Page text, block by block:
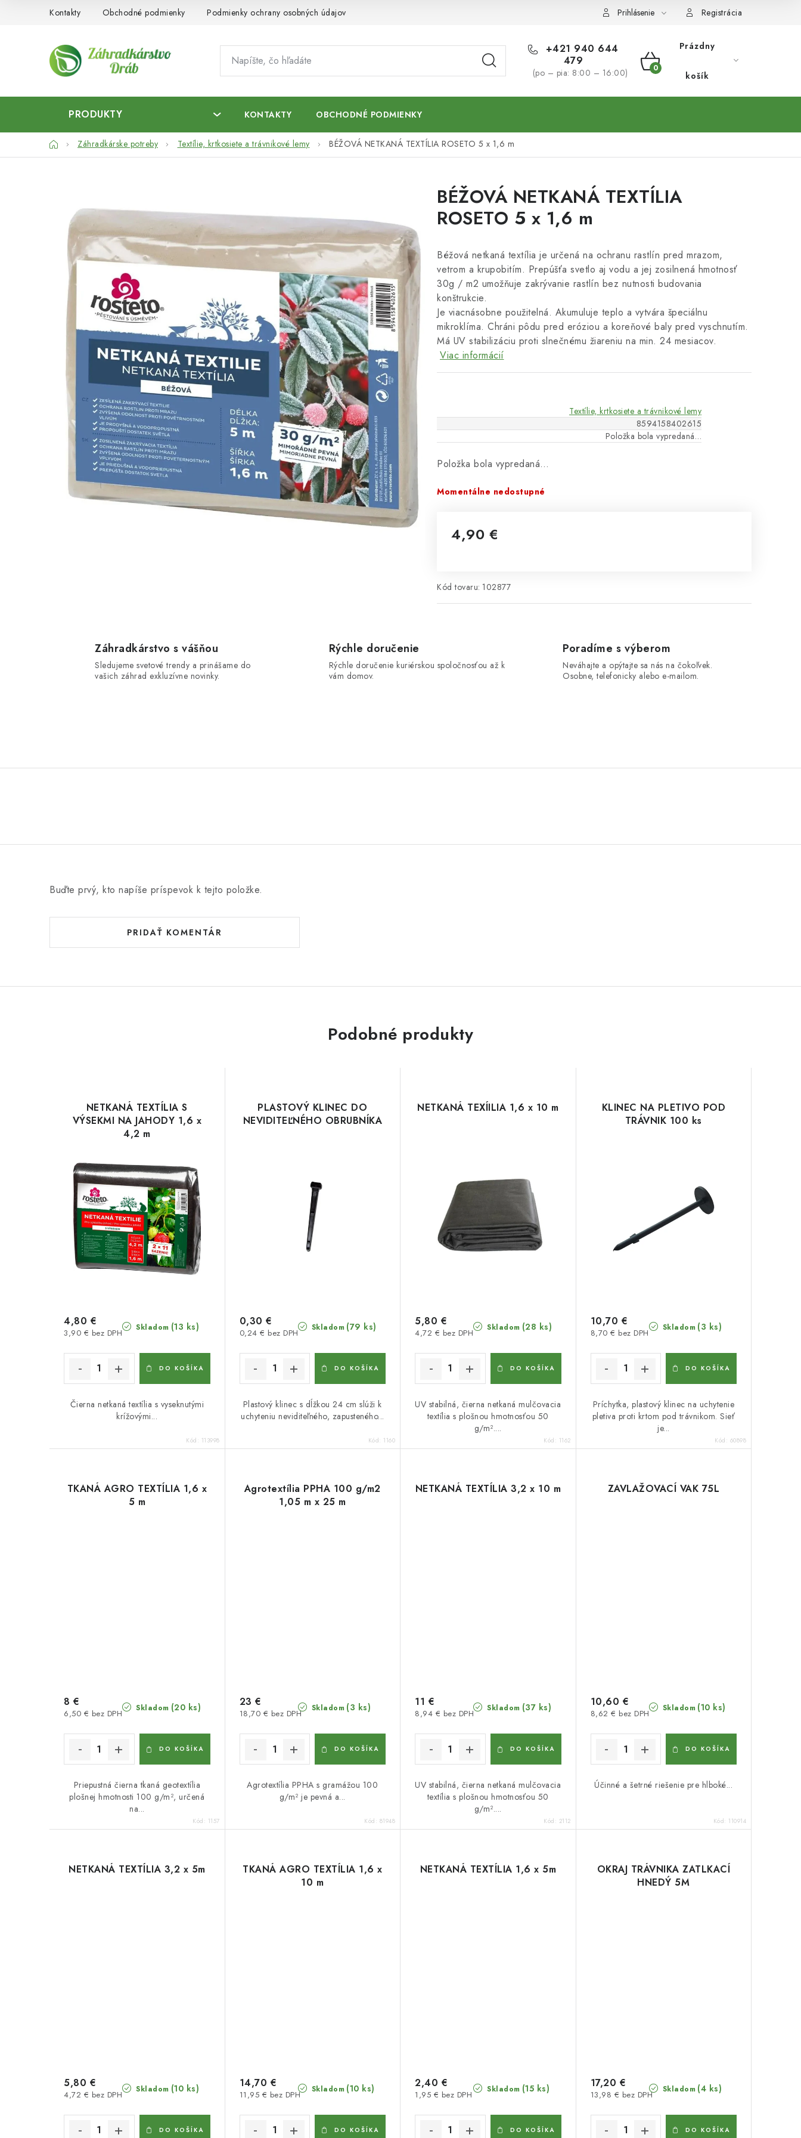
Kontakty Obchodné podmienky Podmienky ochrany osobných údajov Prihlásenie Registrácia
+421 940 644
479
(po – pia: 8:00 – 16:00)
NÁKUPNÝ
Prázdny
košík
PRODUKTY KONTAKTY OBCHODNÉ PODMIENKY
DomovZáhradkárske potreby Textílie, krtkosiete a trávnikové lemy BÉŽOVÁ NETKANÁ TEXTÍLIA ROSETO 5 x 1,6 m
BÉŽOVÁ NETKANÁ TEXTÍLIA
ROSETO 5 x 1,6 m
Béžová netkaná textília je určená na ochranu rastlín pred mrazom,
vetrom a krupobitím. Prepúšťa svetlo aj vodu a jej zosilnená hmotnosť
30g / m2 umožňuje zakrývanie rastlín bez nutnosti budovania
konštrukcie.
Je viacnásobne použitelná. Akumuluje teplo a vytvára špeciálnu
mikroklíma. Chráni pôdu pred eróziou a koreňové baly pred vyschnutím.
Má UV stabilizáciu proti slnečnému žiareniu na min. 24 mesiacov.
Viac informácií
Textílie, krtkosiete a trávnikové lemy
8594158402615
Položka bola vypredaná…
Položka bola vypredaná…
Momentálne nedostupné
4,90 €
Kód tovaru: 102877
Záhradkárstvo s vášňou
Sledujeme svetové trendy a prinášame do
vašich záhrad exkluzívne novinky.
Rýchle doručenie
Rýchle doručenie kuriérskou spoločnosťou až k
vám domov.
Poradíme s výberom
Neváhajte a opýtajte sa nás na čokoľvek.
Osobne, telefonicky alebo e-mailom.
Buďte prvý, kto napíše príspevok k tejto položke.
PRIDAŤ KOMENTÁR
Podobné produkty
NETKANÁ TEXTÍLIA S
VÝSEKMI NA JAHODY 1,6 x
4,2 m
Skladom (13 ks)
3,90 € bez DPH
4,80 €
DO KOŠÍKA
Čierna netkaná textília s vyseknutými
krížovými...
Kód: 113998
PLASTOVÝ KLINEC DO
NEVIDITEĽNÉHO OBRUBNÍKA
Skladom (79 ks)
0,24 € bez DPH
0,30 €
DO KOŠÍKA
Plastový klinec s dĺžkou 24 cm slúži k
uchyteniu neviditeľného, zapusteného...
Kód: 1160
NETKANÁ TEXÍILIA 1,6 x 10 m
Skladom (28 ks)
4,72 € bez DPH
5,80 €
DO KOŠÍKA
UV stabilná, čierna netkaná mulčovacia
textília s plošnou hmotnosťou 50
g/m²....
Kód: 1162
KLINEC NA PLETIVO POD
TRÁVNIK 100 ks
Skladom (3 ks)
8,70 € bez DPH
10,70 €
DO KOŠÍKA
Príchytka, plastový klinec na uchytenie
pletiva proti krtom pod trávnikom. Sieť
je...
Kód: 60898
TKANÁ AGRO TEXTÍLIA 1,6 x
5 m
Skladom (20 ks)
6,50 € bez DPH
8 €
DO KOŠÍKA
Priepustná čierna tkaná geotextília
plošnej hmotnosti 100 g/m², určená
na...
Kód: 1157
Agrotextília PPHA 100 g/m2
1,05 m x 25 m
Skladom (3 ks)
18,70 € bez DPH
23 €
DO KOŠÍKA
Agrotextília PPHA s gramážou 100
g/m² je pevná a...
Kód: 81948
NETKANÁ TEXTÍLIA 3,2 x 10 m
Skladom (37 ks)
8,94 € bez DPH
11 €
DO KOŠÍKA
UV stabilná, čierna netkaná mulčovacia
textília s plošnou hmotnosťou 50
g/m²....
Kód: 2112
ZAVLAŽOVACÍ VAK 75L
Skladom (10 ks)
8,62 € bez DPH
10,60 €
DO KOŠÍKA
Účinné a šetrné riešenie pre hlboké...
Kód: 110914
NETKANÁ TEXTÍLIA 3,2 x 5m
Skladom (10 ks)
4,72 € bez DPH
5,80 €
DO KOŠÍKA
TKANÁ AGRO TEXTÍLIA 1,6 x
10 m
Skladom (10 ks)
11,95 € bez DPH
14,70 €
DO KOŠÍKA
NETKANÁ TEXTÍLIA 1,6 x 5m
Skladom (15 ks)
1,95 € bez DPH
2,40 €
DO KOŠÍKA
OKRAJ TRÁVNIKA ZATLKACÍ
HNEDÝ 5M
Skladom (4 ks)
13,98 € bez DPH
17,20 €
DO KOŠÍKA